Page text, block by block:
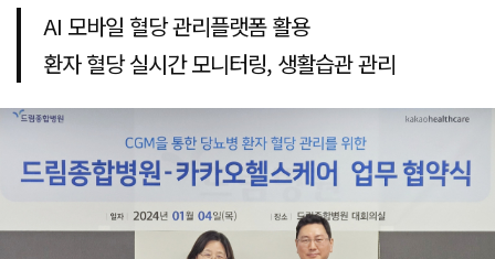
AI 모바일 혈당 관리플랫폼 활용
환자 혈당 실시간 모니터링, 생활습관 관리